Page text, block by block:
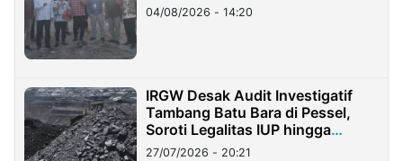
04/08/2026 - 14:20
IRGW Desak Audit Investigatif
Tambang Batu Bara di Pessel,
Soroti Legalitas IUP hingga
Stockpile
27/07/2026 - 20:21